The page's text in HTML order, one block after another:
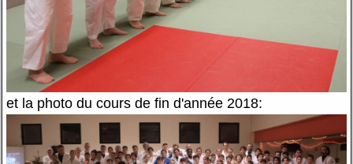
et la photo du cours de fin d'année 2018: